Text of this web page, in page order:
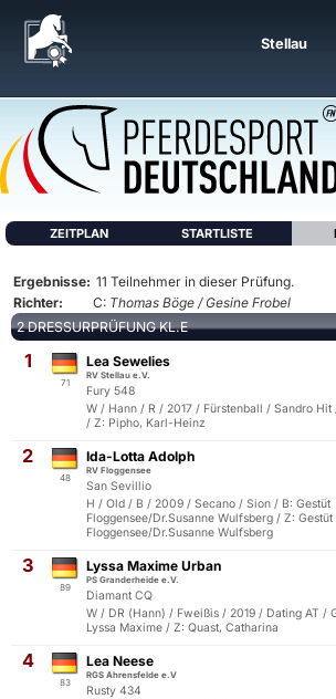
Stellau
ZEITPLAN STARTLISTE
Ergebnisse: 11 Teilnehmer in dieser Prüfung.
Richter:
C: Thomas Böge / Gesine Frobel
2 DRESSURPRÜFUNG KL.E
1
71
Lea Sewelies
RV Stellau e.V.
Fury 548
W / Hann / R / 2017 / Fürstenball / Sandro
/ Z: Pipho, Karl-Heinz
2
48
Ida-Lotta Adolph
RV Floggensee
San Sevillio
H / Old / B / 2009 / Secano / Sion / B: Gestüt
Floggensee/Dr.Susanne Wulfsberg / Z: Gestüt
Floggensee/Dr.Susanne Wulfsberg
3
89
Lyssa Maxime Urban
PS Granderheide e.V.
Diamant CQ
W / DR (Hann) / Fweißis / 2019 / Dating AT /
Lyssa Maxime / Z: Quast, Catharina
4
83
Lea Neese
RGS Ahrensfelde e.V
Rusty 434